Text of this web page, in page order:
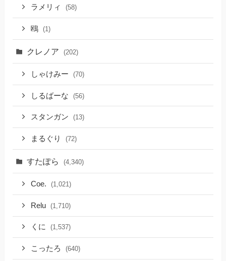
ラメリィ (58)
鴎 (1)
クレノア (202)
しゃけみー (70)
しるばーな (56)
スタンガン (13)
まるぐり (72)
すたぽら (4,340)
Coe. (1,021)
Relu (1,710)
くに (1,537)
こったろ (640)